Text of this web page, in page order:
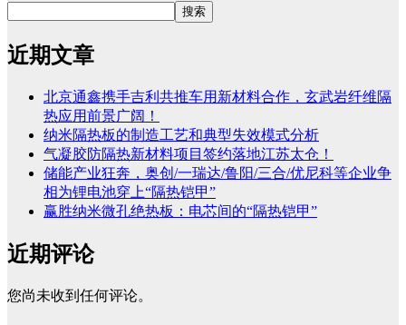
搜索
近期文章
北京通鑫携手吉利共推车用新材料合作，玄武岩纤维隔
热应用前景广阔！
纳米隔热板的制造工艺和典型失效模式分析
气凝胶防隔热新材料项目签约落地江苏太仓！
储能产业狂奔，奥创/一瑞达/鲁阳/三合/优尼科等企业争
相为锂电池穿上“隔热铠甲”
赢胜纳米微孔绝热板：电芯间的“隔热铠甲”
近期评论
您尚未收到任何评论。